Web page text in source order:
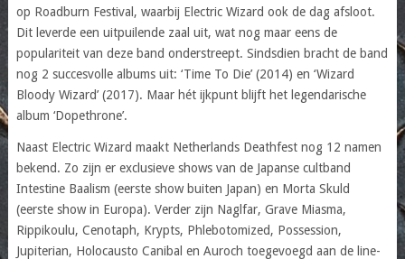
op Roadburn Festival, waarbij Electric Wizard ook de dag afsloot.
Dit leverde een uitpuilende zaal uit, wat nog maar eens de
populariteit van deze band onderstreept. Sindsdien bracht de band
nog 2 succesvolle albums uit: ‘Time To Die’ (2014) en ‘Wizard
Bloody Wizard’ (2017). Maar hét ijkpunt blijft het legendarische
album ‘Dopethrone’.
Naast Electric Wizard maakt Netherlands Deathfest nog 12 namen
bekend. Zo zijn er exclusieve shows van de Japanse cultband
Intestine Baalism (eerste show buiten Japan) en Morta Skuld
(eerste show in Europa). Verder zijn Naglfar, Grave Miasma,
Rippikoulu, Cenotaph, Krypts, Phlebotomized, Possession,
Jupiterian, Holocausto Canibal en Auroch toegevoegd aan de line-